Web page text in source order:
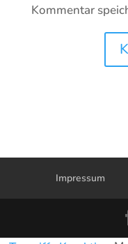
Kommentar
Impressum